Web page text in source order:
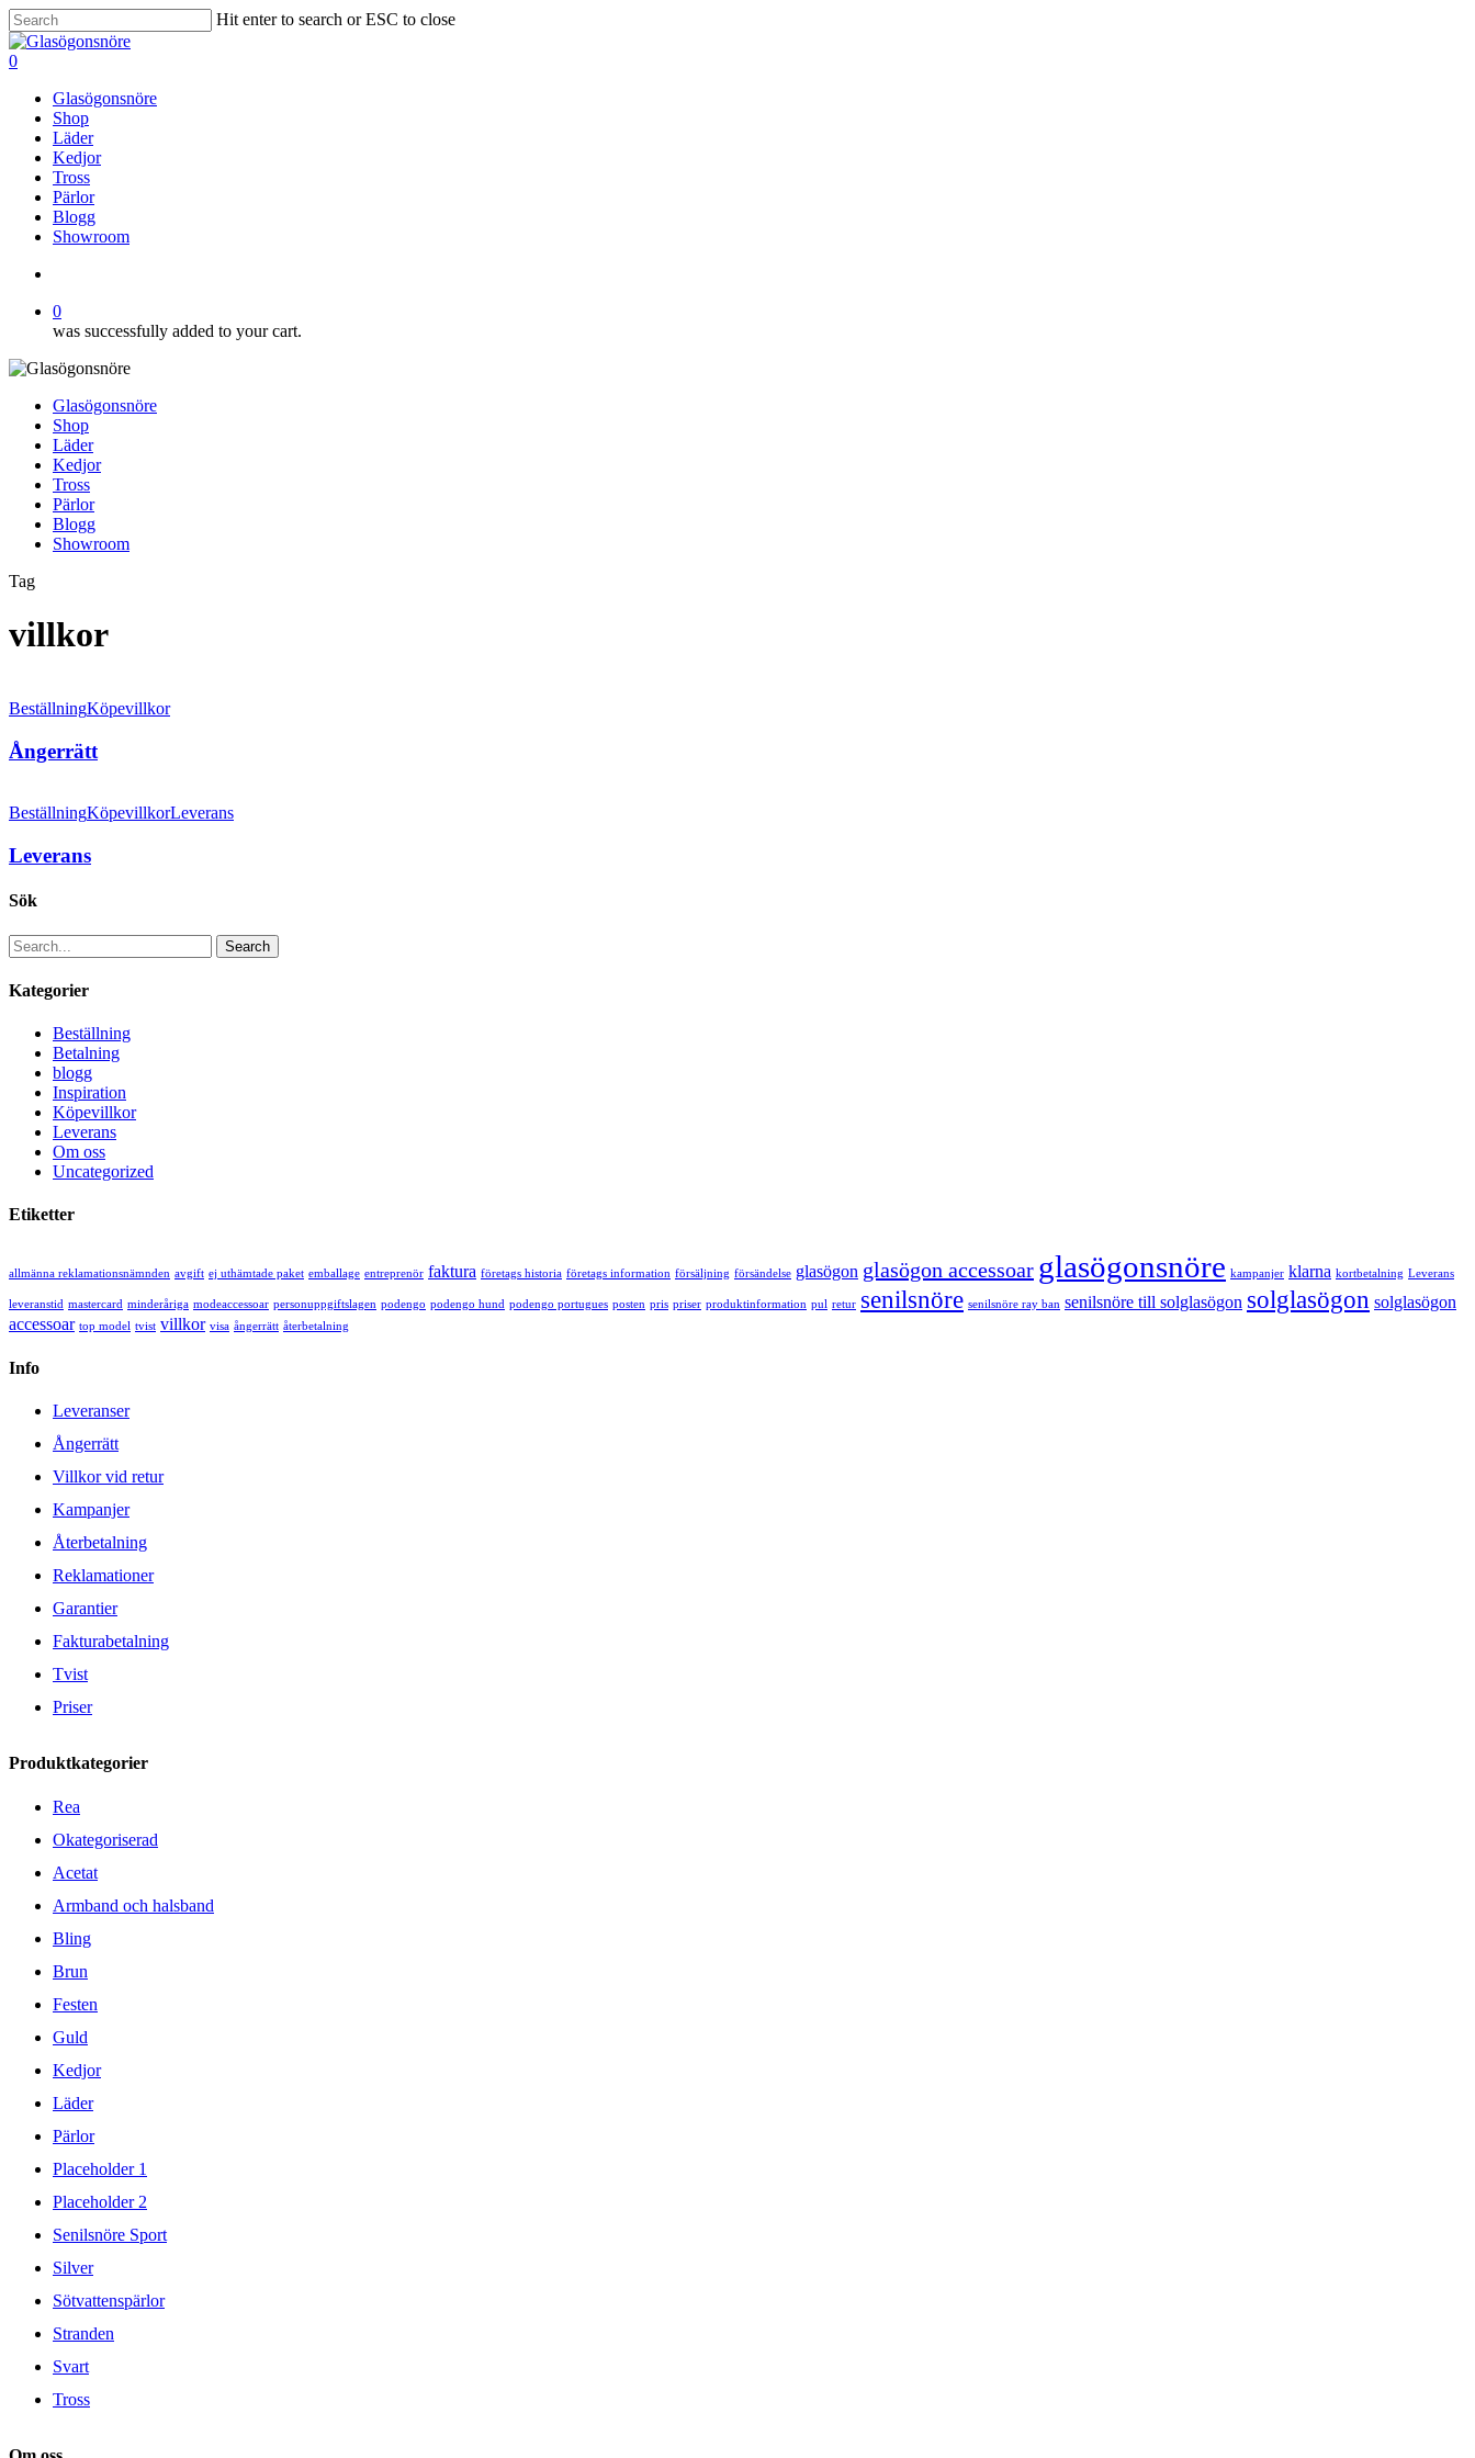
Skip
to
main
Hit enter to search or ESC to close
Close
Search
search
0
Glasögonsnöre
Shop
Läder
Kedjor
Tross
Pärlor
Blogg
Showroom
0
was successfully added to your cart.
Glasögonsnöre
Shop
Läder
Kedjor
Tross
Pärlor
Blogg
Showroom
Tag
villkor
BeställningKöpevillkor
Ångerrätt
BeställningKöpevillkorLeverans
Leverans
Sök
Search
Kategorier
Beställning
Betalning
blogg
Inspiration
Köpevillkor
Leverans
Om oss
Uncategorized
Etiketter
allmänna reklamationsnämnden avgift ej uthämtade paket emballage entreprenör faktura företags historia företags information försäljning försändelse glasögon glasögon accessoar glasögonsnöre kampanjer klarna kortbetalning Leverans
leveranstid mastercard minderåriga modeaccessoar personuppgiftslagen podengo podengo hund podengo portugues posten pris priser produktinformation pul retur senilsnöre senilsnöre ray ban senilsnöre till solglasögon solglasögon solglasögon
accessoar top model tvist villkor visa ångerrätt återbetalning
Info
Leveranser
Ångerrätt
Villkor vid retur
Kampanjer
Återbetalning
Reklamationer
Garantier
Fakturabetalning
Tvist
Priser
Produktkategorier
Rea
Okategoriserad
Acetat
Armband och halsband
Bling
Brun
Festen
Guld
Kedjor
Läder
Pärlor
Placeholder 1
Placeholder 2
Senilsnöre Sport
Silver
Sötvattenspärlor
Stranden
Svart
Tross